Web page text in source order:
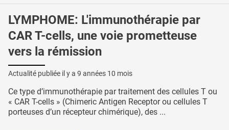
LYMPHOME: L'immunothérapie par
CAR T-cells, une voie prometteuse
vers la rémission
Actualité publiée il y a 9 années 10 mois
Ce type d’immunothérapie par traitement des cellules T ou
« CAR T-cells » (Chimeric Antigen Receptor ou cellules T
porteuses d’un récepteur chimérique), des ...